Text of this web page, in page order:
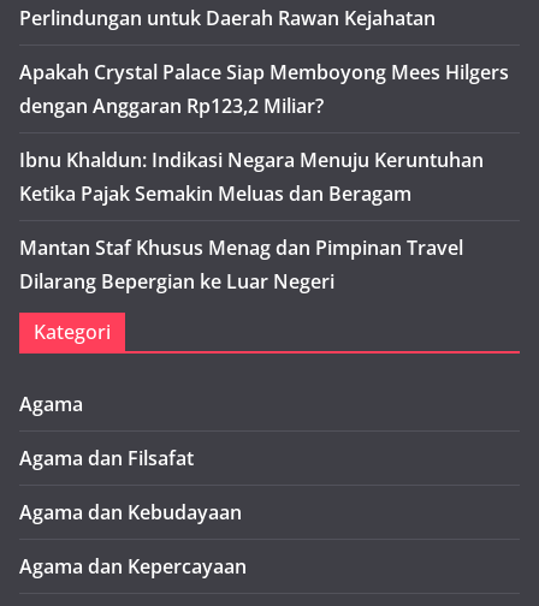
Perlindungan untuk Daerah Rawan Kejahatan
Apakah Crystal Palace Siap Memboyong Mees Hilgers
dengan Anggaran Rp123,2 Miliar?
Ibnu Khaldun: Indikasi Negara Menuju Keruntuhan
Ketika Pajak Semakin Meluas dan Beragam
Mantan Staf Khusus Menag dan Pimpinan Travel
Dilarang Bepergian ke Luar Negeri
Kategori
Agama
Agama dan Filsafat
Agama dan Kebudayaan
Agama dan Kepercayaan